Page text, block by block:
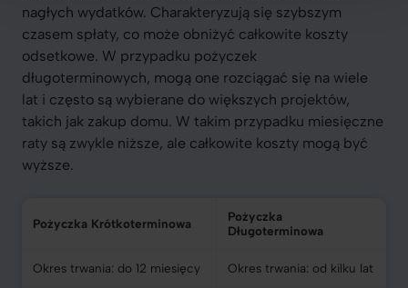
nagłych wydatków. Charakteryzują się szybszym
czasem spłaty, co może obniżyć całkowite koszty
odsetkowe. W przypadku pożyczek
długoterminowych, mogą one rozciągać się na wiele
lat i często są wybierane do większych projektów,
takich jak zakup domu. W takim przypadku miesięczne
raty są zwykle niższe, ale całkowite koszty mogą być
wyższe.
Pożyczka Krótkoterminowa
Pożyczka
Długoterminowa
Okres trwania: do 12 miesięcy Okres trwania: od kilku lat